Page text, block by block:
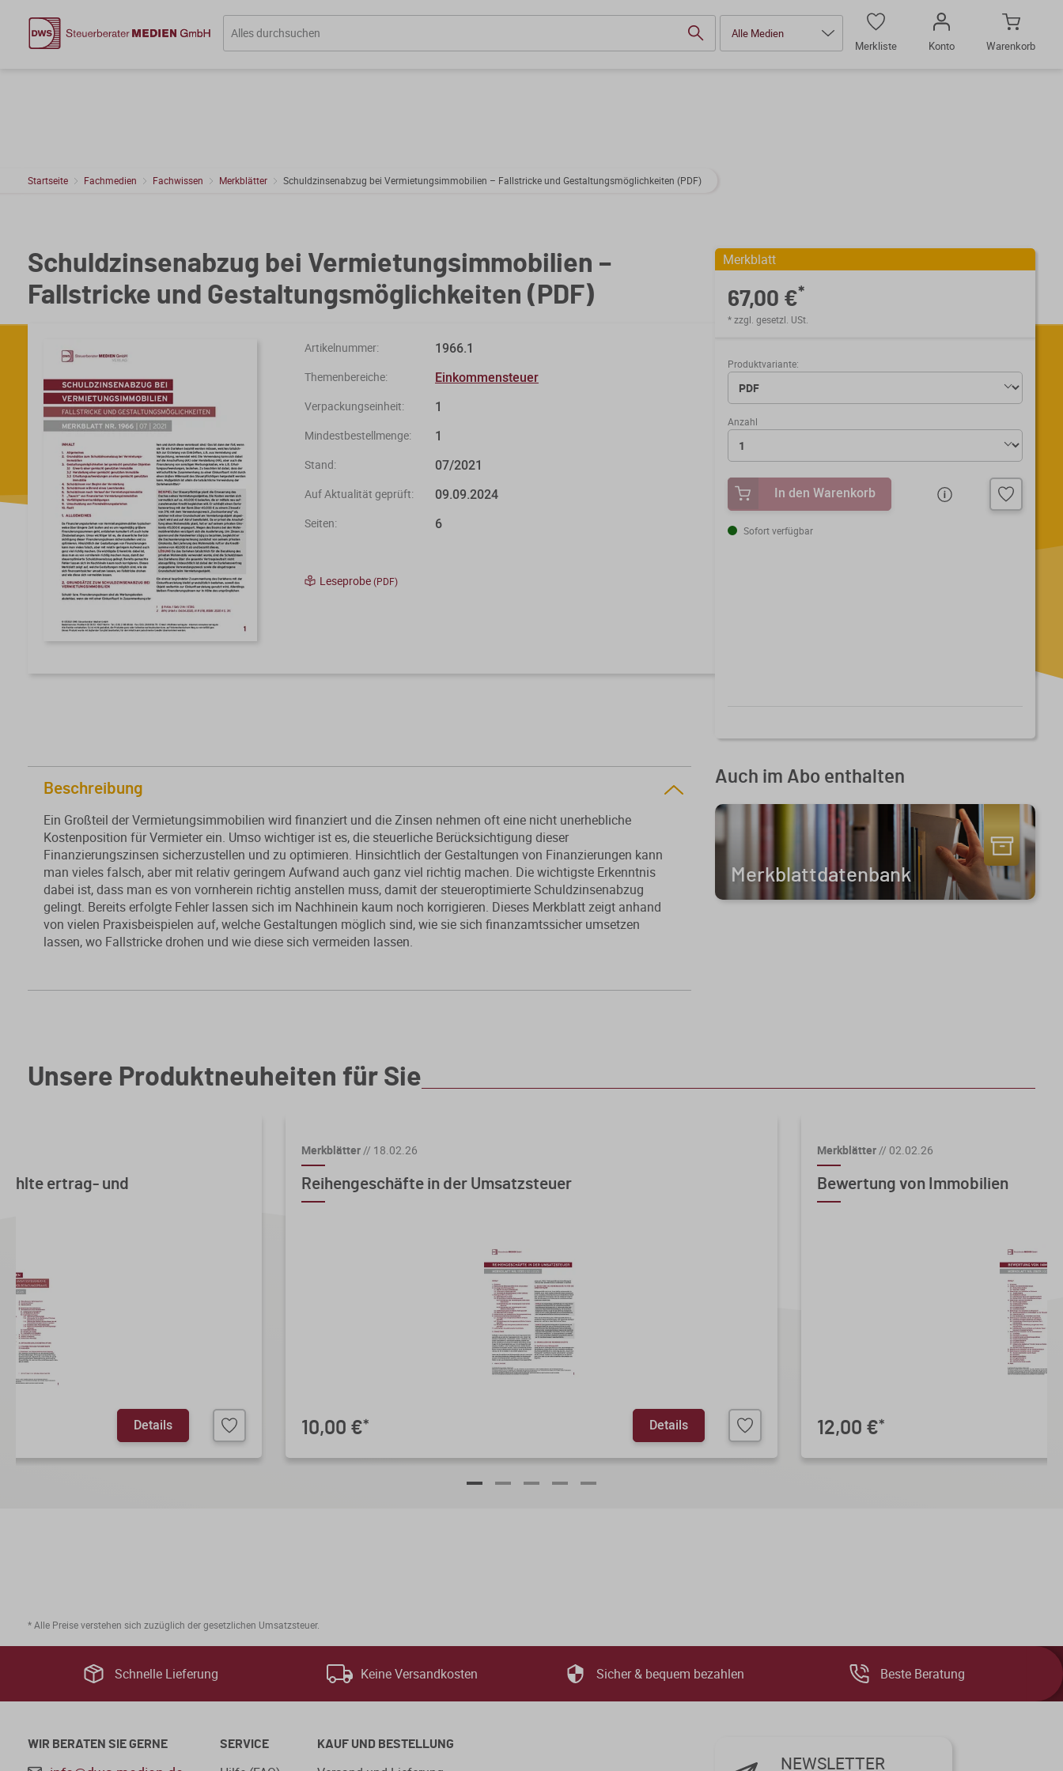
Alle Medien
Merkliste
Konto Warenkorb
Startseite Fachmedien Fachwissen Merkblätter Schuldzinsenabzug bei Vermietungsimmobilien – Fallstricke und Gestaltungsmöglichkeiten (PDF)
Schuldzinsenabzug bei Vermietungsimmobilien –
Fallstricke und Gestaltungsmöglichkeiten (PDF)
Artikelnummer: 1966.1
Themenbereiche: Einkommensteuer
Verpackungseinheit: 1
Mindestbestellmenge: 1
Stand: 07/2021
Auf Aktualität geprüft: 09.09.2024
Seiten: 6
Leseprobe(PDF)
Merkblatt
67,00 €*
* zzgl. gesetzl. USt.
Produktvariante:
Anzahl
In den Warenkorb
Sofort verfügbar
Auch im Abo enthalten
Merkblattdatenbank
Beschreibung
Ein Großteil der Vermietungsimmobilien wird finanziert und die Zinsen nehmen oft eine nicht unerhebliche
Kostenposition für Vermieter ein. Umso wichtiger ist es, die steuerliche Berücksichtigung dieser
Finanzierungszinsen sicherzustellen und zu optimieren. Hinsichtlich der Gestaltungen von Finanzierungen kann
man vieles falsch, aber mit relativ geringem Aufwand auch ganz viel richtig machen. Die wichtigste Erkenntnis
dabei ist, dass man es von vornherein richtig anstellen muss, damit der steueroptimierte Schuldzinsenabzug
gelingt. Bereits erfolgte Fehler lassen sich im Nachhinein kaum noch korrigieren. Dieses Merkblatt zeigt anhand
von vielen Praxisbeispielen auf, welche Gestaltungen möglich sind, wie sie sich finanzamtssicher umsetzen
lassen, wo Fallstricke drohen und wie diese sich vermeiden lassen.
Unsere Produktneuheiten für Sie
ertrag- und
Details
Merkblätter// 18.02.26
Reihengeschäfte in der Umsatzsteuer
10,00 €* Details
Merkblätter// 02.02.26
Bewertung von Immobilien
12,00 €*
* Alle Preise verstehen sich zuzüglich der gesetzlichen Umsatzsteuer.
Schnelle Lieferung Keine Versandkosten Sicher & bequem bezahlen Beste Beratung
WIR BERATEN SIE GERNE SERVICE KAUF UND BESTELLUNG
NEWSLETTER